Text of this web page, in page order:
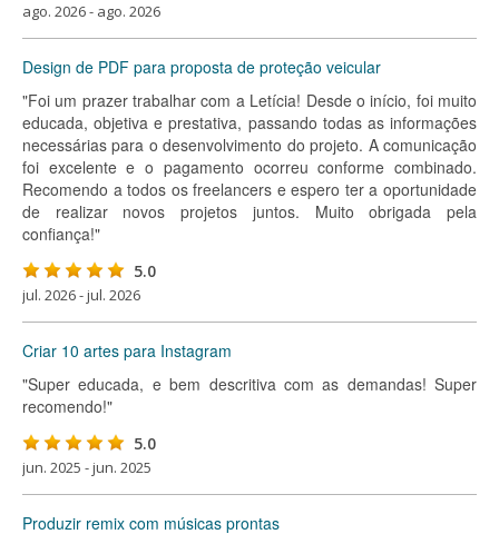
ago. 2026 - ago. 2026
Design de PDF para proposta de proteção veicular
"Foi um prazer trabalhar com a Letícia! Desde o início, foi muito
educada, objetiva e prestativa, passando todas as informações
necessárias para o desenvolvimento do projeto. A comunicação
foi excelente e o pagamento ocorreu conforme combinado.
Recomendo a todos os freelancers e espero ter a oportunidade
de realizar novos projetos juntos. Muito obrigada pela
confiança!"
5.0
jul. 2026 - jul. 2026
Criar 10 artes para Instagram
"Super educada, e bem descritiva com as demandas! Super
recomendo!"
5.0
jun. 2025 - jun. 2025
Produzir remix com músicas prontas